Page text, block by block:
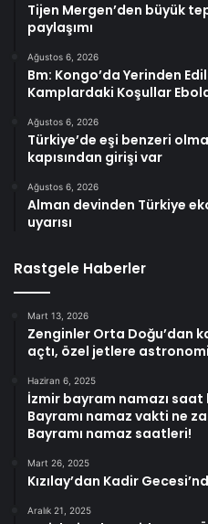
Tijen Mergen’den büyük
paylaşımı
Ağustos 6, 2026
Bm: Kongo’da Yerinden
Kamplardaki Koşullar
Ağustos 6, 2026
Türkiye’de eşi benzeri
kapısından girişi var
Ağustos 6, 2026
Alman devinden Türkiye
uyarısı
Rastgele Haberler
Mart 13, 2026
Zenginler Orta Doğu’dan
açtı, özel jetlere
Haziran 6, 2025
İzmir bayram namazı
Bayramı namaz vakti ne
Bayramı namaz saatleri!
Mart 26, 2025
Kızılay’dan Kadir
Aralık 21, 2025